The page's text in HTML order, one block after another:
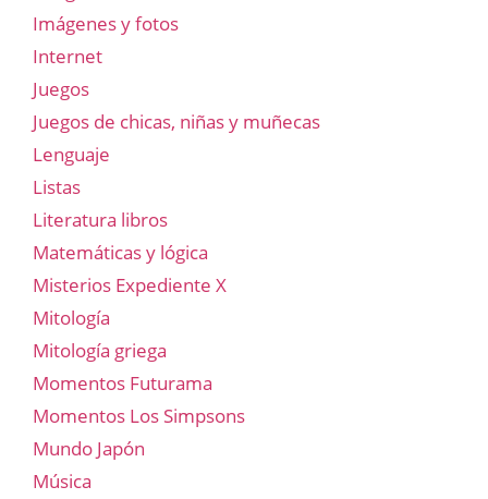
Imágenes y fotos
Internet
Juegos
Juegos de chicas, niñas y muñecas
Lenguaje
Listas
Literatura libros
Matemáticas y lógica
Misterios Expediente X
Mitología
Mitología griega
Momentos Futurama
Momentos Los Simpsons
Mundo Japón
Música